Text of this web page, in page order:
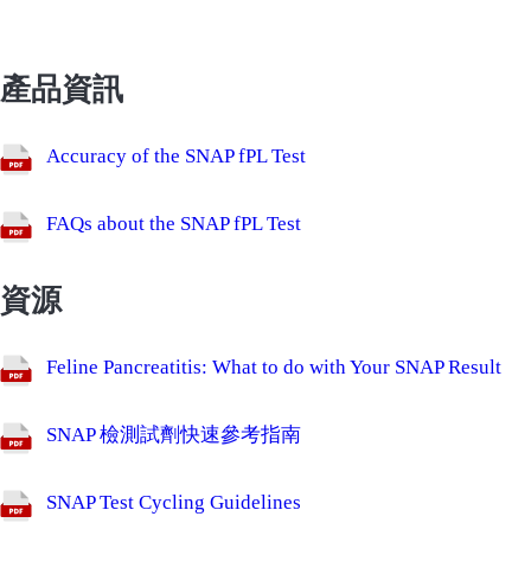
產品資訊
Accuracy of the SNAP fPL Test
FAQs about the SNAP fPL Test
資源
Feline Pancreatitis: What to do with Your SNAP Result
SNAP 檢測試劑快速參考指南
SNAP Test Cycling Guidelines